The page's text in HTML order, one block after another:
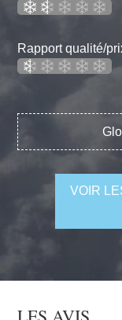
Rapport qualité/
VOIR